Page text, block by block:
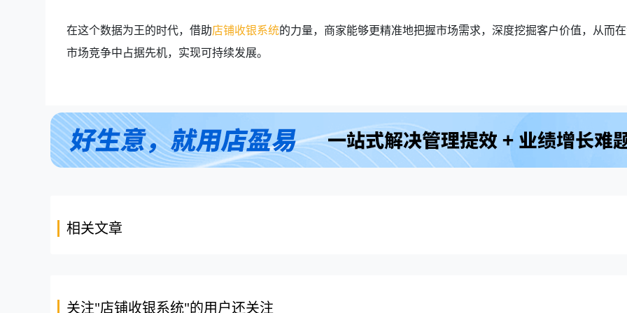
在这个数据为王的时代，借助店铺收银系统的力量，商家能够更精准地把握市场需求，深度挖掘客户价值，从而
市场竞争中占据先机，实现可持续发展。
相关文章
关注"店铺收银系统"的用户还关注